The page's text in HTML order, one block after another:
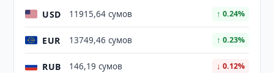
USD 11915,64 сумов ↑ 0.24%
EUR 13749,46 сумов ↑ 0.23%
RUB 146,19 сумов ↓ 0.12%